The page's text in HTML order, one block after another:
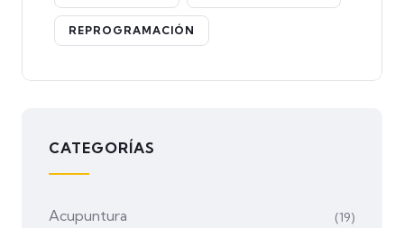
REPROGRAMACIÓN
CATEGORÍAS
Acupuntura (19)